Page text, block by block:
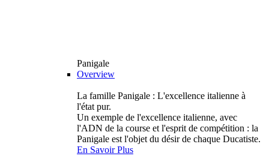
Panigale
Overview
La famille Panigale : L'excellence italienne à
l'état pur.
Un exemple de l'excellence italienne, avec
l'ADN de la course et l'esprit de compétition : la
Panigale est l'objet du désir de chaque Ducatiste.
En Savoir Plus